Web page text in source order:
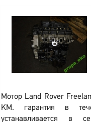
Мотор Land Rover
KM. гарантия в
устанавливается в